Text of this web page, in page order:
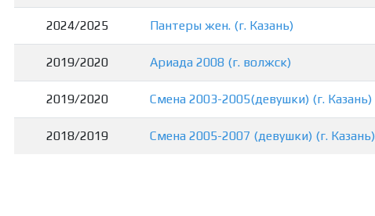
2024/2025 Пантеры жен. (г. Казань)
2019/2020 Ариада 2008 (г. волжск)
2019/2020 Смена 2003-2005(девушки) (г. Казань)
2018/2019 Смена 2005-2007 (девушки) (г. Казань)